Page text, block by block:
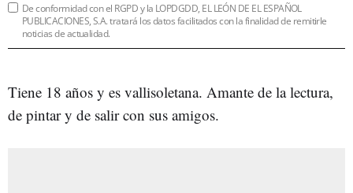
De conformidad con el RGPD y la LOPDGDD, EL LEÓN DE EL ESPAÑOL
PUBLICACIONES, S.A. tratará los datos facilitados con la finalidad de remitirle
noticias de actualidad.
Tiene 18 años y es vallisoletana. Amante de la lectura,
de pintar y de salir con sus amigos.